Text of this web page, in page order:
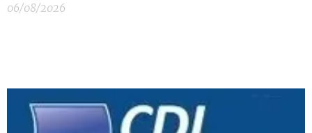
06/08/2026